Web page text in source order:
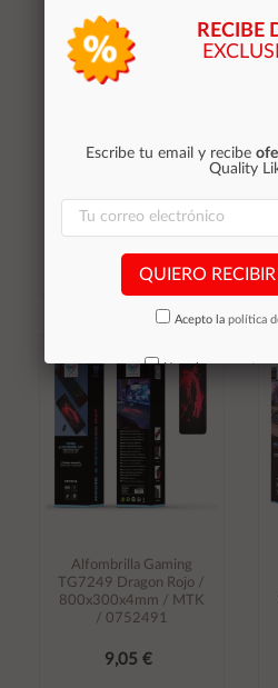
Alfombrilla Gaming Led
rigida / PHFACTOR-
17,65 €
Stocks (2)
carrito
Alfombrilla Gaming
TG7249 Dragon Rojo /
800x300x4mm / MTK
/ 0752491
9,05 €
RECIBE
Escribe tu email y recibe
Quality
QUIERO
Acepto la política
No volver a mostrar